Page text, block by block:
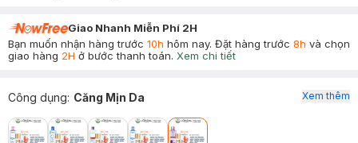
Giao Nhanh Miễn Phí 2H
Bạn muốn nhận hàng trước 10h hôm nay. Đặt hàng trước 8h và chọn
giao hàng 2H ở bước thanh toán. Xem chi tiết
Công dụng: Căng Mịn Da Xem thêm